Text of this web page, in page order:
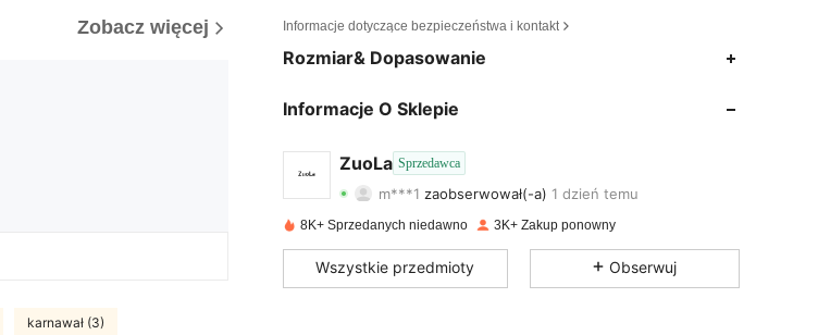
Zobacz więcej
karnawał (3)
Informacje dotyczące bezpieczeństwa i kontakt
Rozmiar& Dopasowanie
Informacje O Sklepie
ZuoLa Sprzedawca
4,87
4,87
m***1zaobserwował(-a)
4,87 Ocena 6Artykuły 249 Obserwujący
4,87 6 249
8K+ Sprzedanych niedawno 3K+ Zakup ponowny
Wszystkie przedmioty Obserwuj